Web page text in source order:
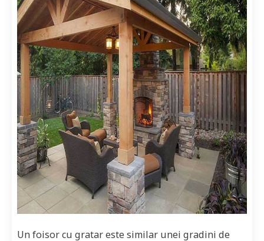
Un foisor cu gratar este similar unei gradini de